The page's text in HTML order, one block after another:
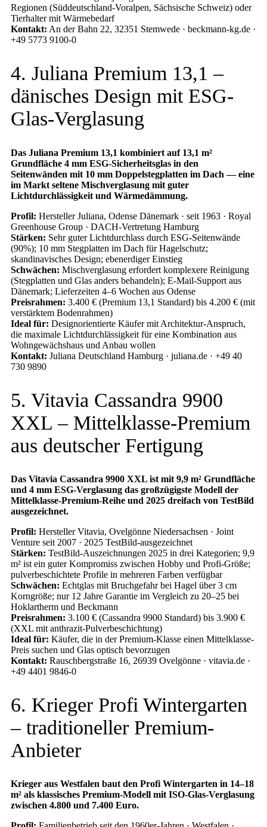
Regionen (Süddeutschland-Voralpen, Sächsische Schweiz) oder
Tierhalter mit Wärmebedarf
Kontakt: An der Bahn 22, 32351 Stemwede · beckmann-kg.de ·
+49 5773 9100-0
4. Juliana Premium 13,1 –
dänisches Design mit ESG-
Glas-Verglasung
Das Juliana Premium 13,1 kombiniert auf 13,1 m²
Grundfläche 4 mm ESG-Sicherheitsglas in den
Seitenwänden mit 10 mm Doppelstegplatten im Dach — eine
im Markt seltene Mischverglasung mit guter
Lichtdurchlässigkeit und Wärmedämmung.
Profil: Hersteller Juliana, Odense Dänemark · seit 1963 · Royal
Greenhouse Group · DACH-Vertretung Hamburg
Stärken: Sehr guter Lichtdurchlass durch ESG-Seitenwände
(90%); 10 mm Stegplatten im Dach für Hagelschutz;
skandinavisches Design; ebenerdiger Einstieg
Schwächen: Mischverglasung erfordert komplexere Reinigung
(Stegplatten und Glas anders behandeln); E-Mail-Support aus
Dänemark; Lieferzeiten 4–6 Wochen aus Odense
Preisrahmen: 3.400 € (Premium 13,1 Standard) bis 4.200 € (mit
verstärktem Bodenrahmen)
Ideal für: Designorientierte Käufer mit Architektur-Anspruch,
die maximale Lichtdurchlässigkeit für eine Kombination aus
Wohngewächshaus und Anbau wollen
Kontakt: Juliana Deutschland Hamburg · juliana.de · +49 40
730 9890
5. Vitavia Cassandra 9900
XXL – Mittelklasse-Premium
aus deutscher Fertigung
Das Vitavia Cassandra 9900 XXL ist mit 9,9 m² Grundfläche
und 4 mm ESG-Verglasung das großzügigste Modell der
Mittelklasse-Premium-Reihe und 2025 dreifach von TestBild
ausgezeichnet.
Profil: Hersteller Vitavia, Ovelgönne Niedersachsen · Joint
Venture seit 2007 · 2025 TestBild-ausgezeichnet
Stärken: TestBild-Auszeichnungen 2025 in drei Kategorien; 9,9
m² ist ein guter Kompromiss zwischen Hobby und Profi-Größe;
pulverbeschichtete Profile in mehreren Farben verfügbar
Schwächen: Echtglas mit Bruchgefahr bei Hagel über 3 cm
Korngröße; nur 12 Jahre Garantie im Vergleich zu 20–25 bei
Hoklartherm und Beckmann
Preisrahmen: 3.100 € (Cassandra 9900 Standard) bis 3.900 €
(XXL mit anthrazit-Pulverbeschichtung)
Ideal für: Käufer, die in der Premium-Klasse einen Mittelklasse-
Preis suchen und Glas optisch bevorzugen
Kontakt: Rauschbergstraße 16, 26939 Ovelgönne · vitavia.de ·
+49 4401 9846-0
6. Krieger Profi Wintergarten
– traditioneller Premium-
Anbieter
Krieger aus Westfalen baut den Profi Wintergarten in 14–18
m² als klassisches Premium-Modell mit ISO-Glas-Verglasung
zwischen 4.800 und 7.400 Euro.